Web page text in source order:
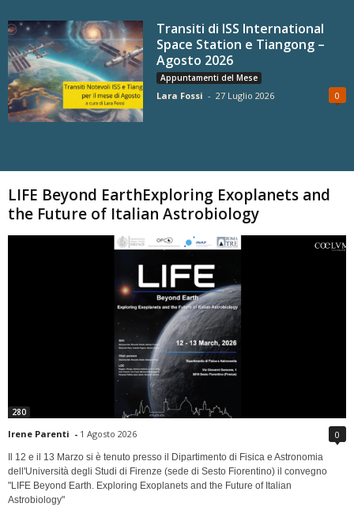
Transiti di ISS International
Space Station e Tiangong –
Agosto 2026
Appuntamenti del Mese
Lara Fossi - 27 Luglio 2026 0
LIFE Beyond EarthExploring Exoplanets and
the Future of Italian Astrobiology
280
Irene Parenti - 1 Agosto 2026 0
Il 12 e il 13 Marzo si è tenuto presso il Dipartimento di Fisica e Astronomia
dell'Università degli Studi di Firenze (sede di Sesto Fiorentino) il convegno
"LIFE Beyond Earth. Exploring Exoplanets and the Future of Italian
Astrobiology"